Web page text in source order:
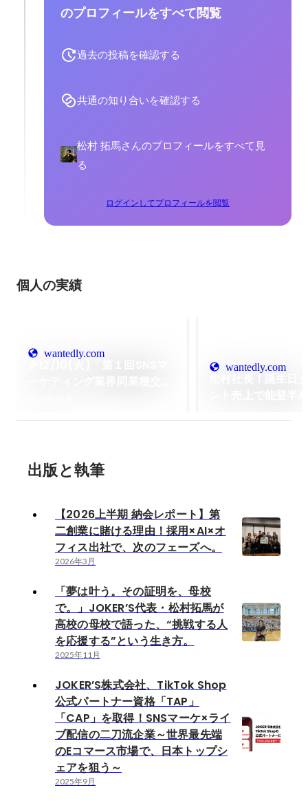
のプロフィールをすべて閲覧
過去の投稿を確認する
共通の知り合いを確認する
松村 拓馬さんのプロフィールをすべて見
る
ログインしてプロフィールを閲覧
個人の実績
wantedly.com
wantedly.com
出版と執筆
【2026上半期 納会レポート】第
二創業に賭ける理由！採用×AI×オ
フィス出社で、次のフェーズへ。
2026年3月
「夢は叶う。その証明を、母校
で。」JOKER’S代表・松村拓馬が
高校の母校で語った、“挑戦する人
を応援する”という生き方。
2025年11月
JOKER’S株式会社、TikTok Shop
公式パートナー資格「TAP」
「CAP」を取得！SNSマーケ×ライ
ブ配信の二刀流企業～世界最先端
のEコマース市場で、日本トップシ
ェアを狙う～
2025年9月